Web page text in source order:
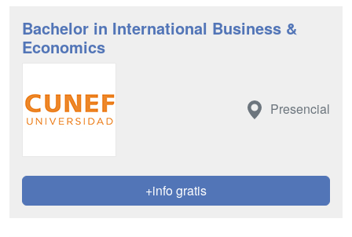
Bachelor in International Business &
Economics
Presencial
+info gratis